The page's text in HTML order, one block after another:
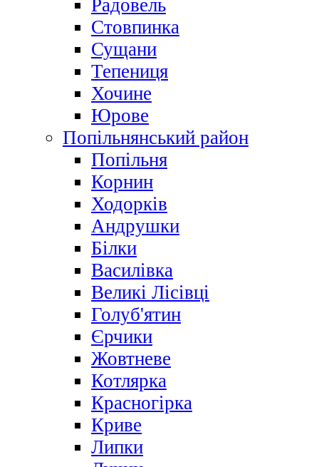
Радовель
Стовпинка
Сущани
Тепениця
Хочине
Юрове
Попільнянський район
Попільня
Корнин
Ходорків
Андрушки
Білки
Василівка
Великі Лісівці
Голуб'ятин
Єрчики
Жовтневе
Котлярка
Красногірка
Криве
Липки